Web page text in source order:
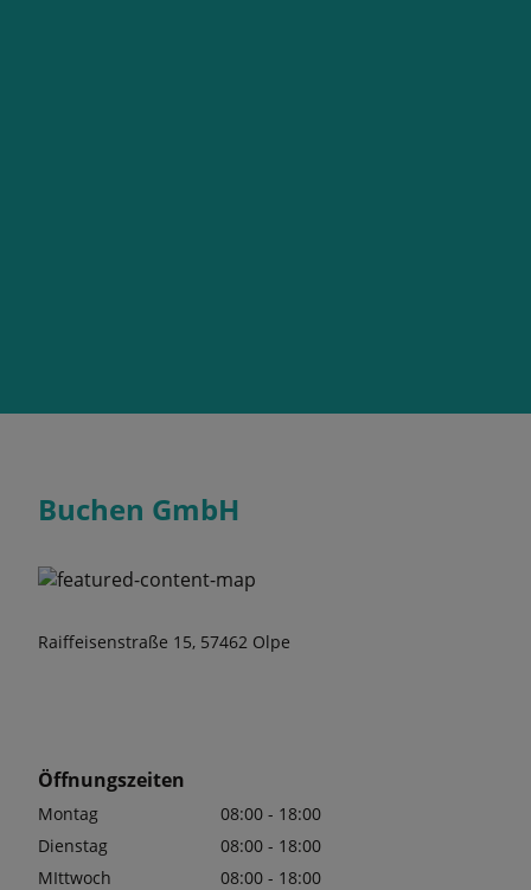
Buchen GmbH
Raiffeisenstraße 15, 57462 Olpe
Öffnungszeiten
Montag
08:00 - 18:00
Dienstag
08:00 - 18:00
MIttwoch
08:00 - 18:00